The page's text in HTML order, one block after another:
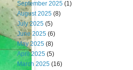
September 2025 (1)
August 2025 (8)
July 2025 (5)
June 2025 (6)
May 2025 (8)
April 2025 (5)
March 2025 (16)